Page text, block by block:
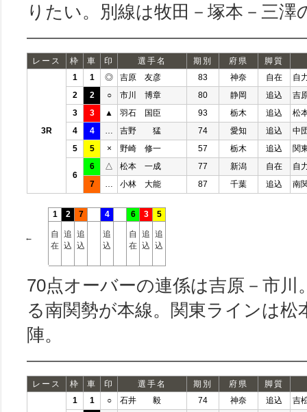
りたい。別線は牧田－塚本－三澤
レース 枠 車 印 選手名 期別 府県 脚質
3R
1 1 ◎ 吉原 友彦 83 神奈 自在
自
2
2 ○ 市川 博章 80 静岡 追込
吉
3
3 ▲ 羽石 国臣 93 栃木 追込
松
4
4 吉野 猛 74 愛知 追込
中
5
5 × 野崎 修一 57 栃木 追込 関
6
6 △ 松本 一成 77 新潟 自在
自
7
小林 大能 87 千葉 追込 南
←
1
自
在
2
追
込
7
追
込
4
追
込
6
自
在
3
追
込
5
追
込
70点オーバーの連係は吉原－市川
る南関勢が本線。関東ラインは松
陣。
レース 枠 車 印 選手名 期別 府県 脚質
1 1 ○ 石井 毅 74 神奈 追込
吉